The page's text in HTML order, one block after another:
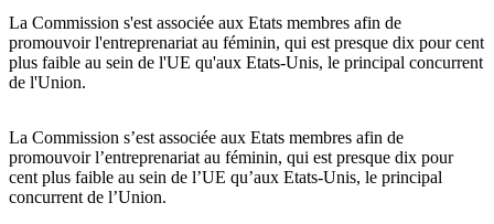
La Commission s'est associée aux Etats membres afin de
promouvoir l'entreprenariat au féminin, qui est presque dix pour cent
plus faible au sein de l'UE qu'aux Etats-Unis, le principal concurrent
de l'Union.
La Commission s’est associée aux Etats membres afin de
promouvoir l’entreprenariat au féminin, qui est presque dix pour
cent plus faible au sein de l’UE qu’aux Etats-Unis, le principal
concurrent de l’Union.